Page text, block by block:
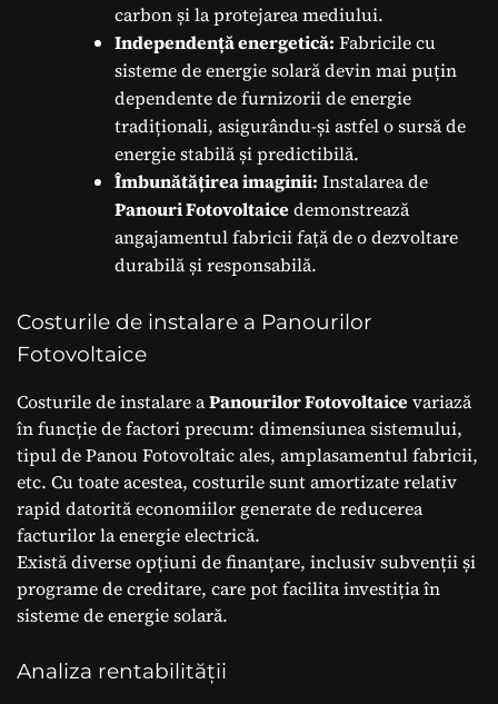
carbon și la protejarea mediului.
Independență energetică: Fabricile cu
sisteme de energie solară devin mai puțin
dependente de furnizorii de energie
tradiționali, asigurându-și astfel o sursă de
energie stabilă și predictibilă.
Îmbunătățirea imaginii: Instalarea de
Panouri Fotovoltaicedemonstrează
angajamentul fabricii față de o dezvoltare
durabilă și responsabilă.
Costurile de instalare a Panourilor
Fotovoltaice
Costurile de instalare aPanourilor Fotovoltaicevariază
în funcție de factori precum: dimensiunea sistemului,
tipul de Panou Fotovoltaic ales, amplasamentul fabricii,
etc. Cu toate acestea, costurile sunt amortizate relativ
rapid datorită economiilor generate de reducerea
facturilor la energie electrică.
Există diverse opțiuni de finanțare, inclusiv subvenții și
programe de creditare, care pot facilita investiția în
sisteme de energie solară.
Analiza rentabilității